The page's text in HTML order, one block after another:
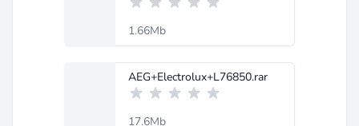
1.66Mb
AEG+Electrolux+L76850.rar
17.6Mb